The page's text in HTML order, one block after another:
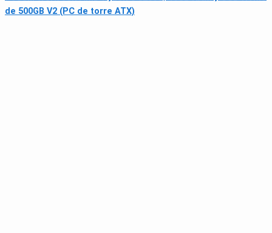
de 500GB V2 (PC de torre ATX)